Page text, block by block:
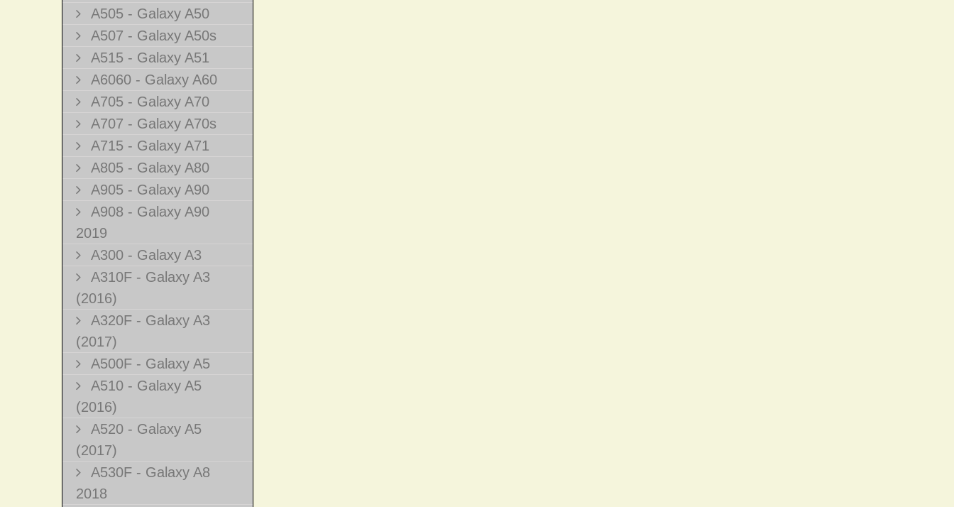
A505 - Galaxy A50
A507 - Galaxy A50s
A515 - Galaxy A51
A6060 - Galaxy A60
A705 - Galaxy A70
A707 - Galaxy A70s
A715 - Galaxy A71
A805 - Galaxy A80
A905 - Galaxy A90
A908 - Galaxy A90
2019
A300 - Galaxy A3
A310F - Galaxy A3
(2016)
A320F - Galaxy A3
(2017)
A500F - Galaxy A5
A510 - Galaxy A5
(2016)
A520 - Galaxy A5
(2017)
A530F - Galaxy A8
2018